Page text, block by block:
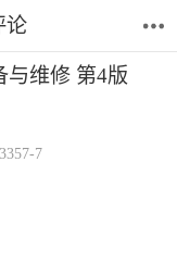
论
与维修 第4版
7